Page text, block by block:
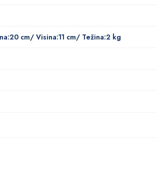
cm/ Visina:11 cm/ Težina:2 kg